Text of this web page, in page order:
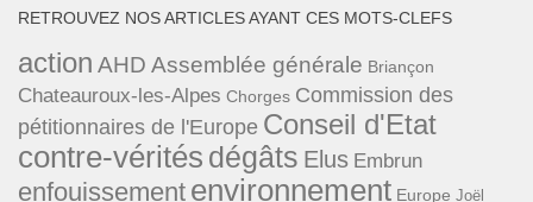
RETROUVEZ NOS ARTICLES AYANT CES MOTS-CLEFS
action AHD Assemblée générale Briançon
Chateauroux-les-Alpes Chorges Commission des
pétitionnaires de l'Europe Conseil d'Etat
contre-vérités dégâts Elus Embrun
enfouissement environnement Europe Joël